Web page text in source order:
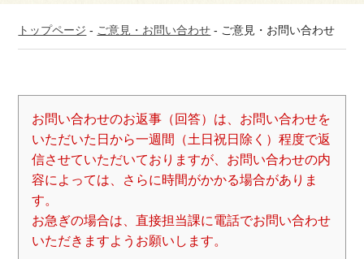
トップページ - ご意見・お問い合わせ - ご意見・お問い合わせ
お問い合わせのお返事（回答）は、お問い合わせを
いただいた日から一週間（土日祝日除く）程度で返
信させていただいておりますが、お問い合わせの内
容によっては、さらに時間がかかる場合がありま
す。
お急ぎの場合は、直接担当課に電話でお問い合わせ
いただきますようお願いします。